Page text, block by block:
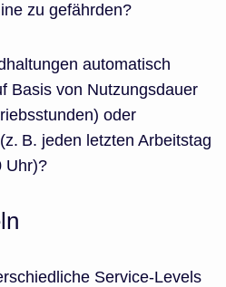
zu gefährden?
automatisch
Basis von Nutzungsdauer
oder
B. jeden letzten Arbeitstag
Uhr)?
Service-Levels